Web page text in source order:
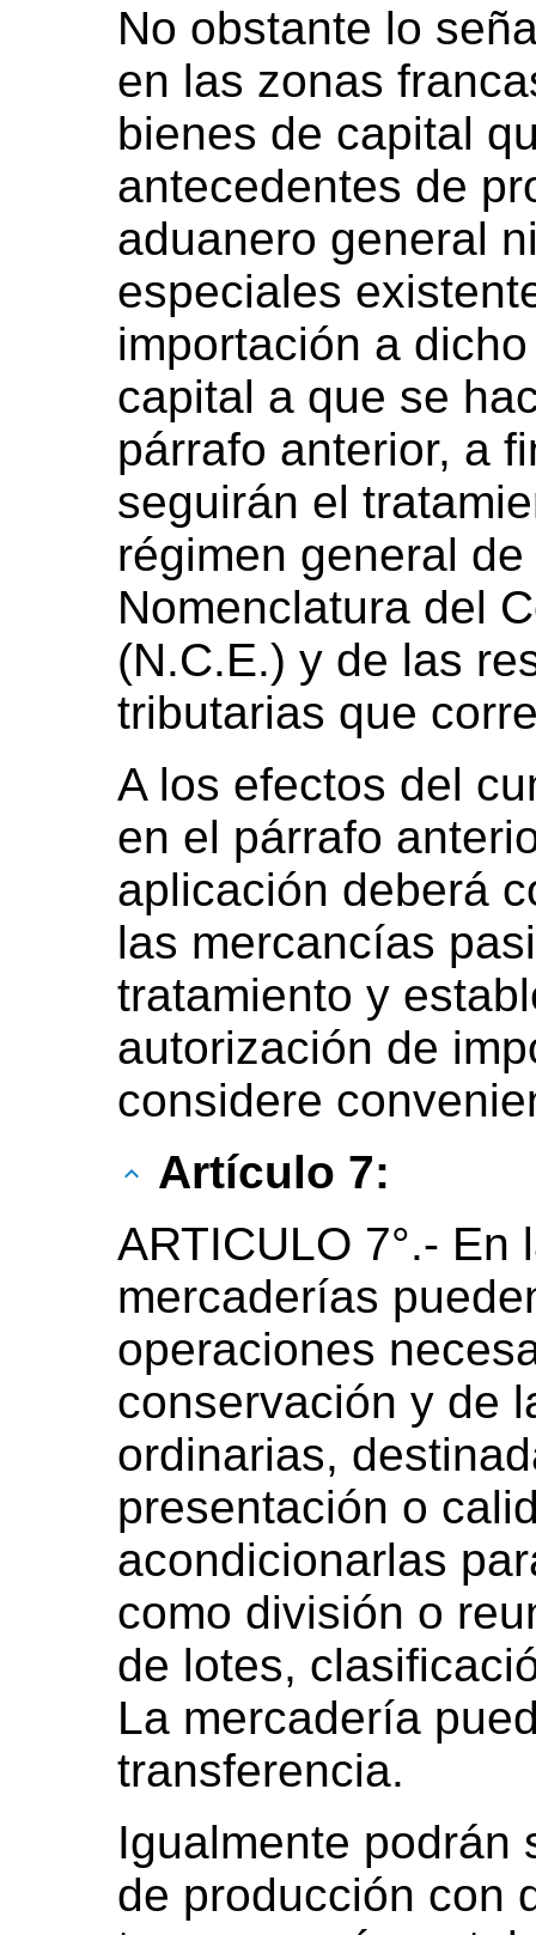
No obstante lo
en las zonas
bienes de capital
antecedentes de
aduanero general
especiales
importación a
capital a que se
párrafo anterior, a
seguirán el
régimen general
Nomenclatura del
(N.C.E.) y de las
tributarias que
A los efectos del
en el párrafo
aplicación deberá
las mercancías
tratamiento y
autorización de
considere
Artículo 7:
ARTICULO 7°.-
mercaderías
operaciones
conservación y de
ordinarias,
presentación o
acondicionarlas
como división o
de lotes,
La mercadería
transferencia.
Igualmente podrán
de producción con